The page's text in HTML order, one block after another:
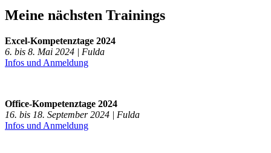
Meine nächsten Trainings
Excel-Kompetenztage 2024
6. bis 8. Mai 2024 | Fulda
Infos und Anmeldung
Office-Kompetenztage 2024
16. bis 18. September 2024 | Fulda
Infos und Anmeldung